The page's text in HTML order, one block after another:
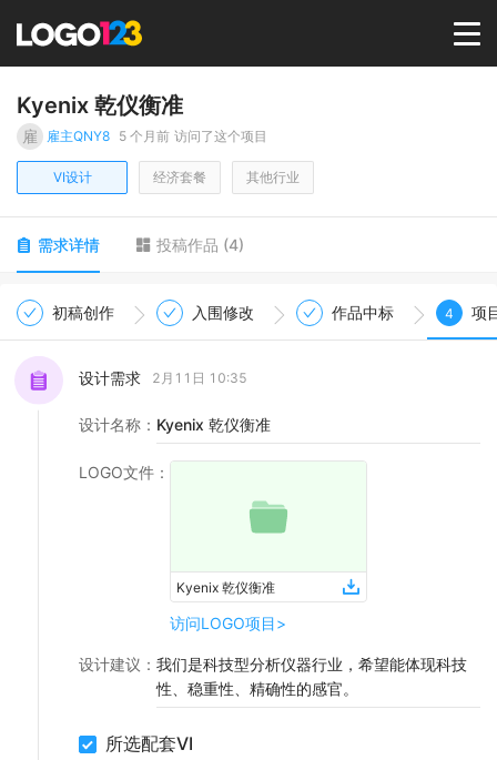
选择套餐→
LOGO案例
商标版权
LOGO
登录 / 注册
Kyenix 乾仪衡准
雇 雇主QNY8 5 个月前 访问了这个项目
VI设计 经济套餐 其他行业
需求详情 投稿作品 (4)
初稿创作 入围修改 作品中标 4 项
设计需求 2月11日 10:35
设计名称 ： Kyenix 乾仪衡准
LOGO文件 ：
Kyenix 乾仪衡准
访问LOGO项目>
设计建议 ： 我们是科技型分析仪器行业，希望能体现科技
性、稳重性、精确性的感官。
所选配套VI